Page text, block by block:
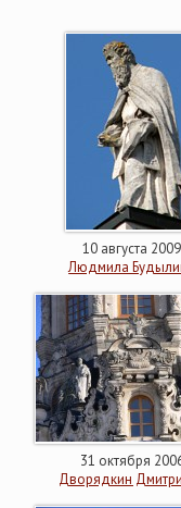
10 августа 2009
Людмила
31 октября
Дворядкин